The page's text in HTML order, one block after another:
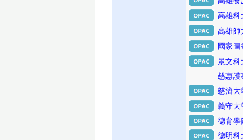
高雄科
高雄師
國家圖
景文科
慈惠護
慈濟大
義守大
德育學
德明科